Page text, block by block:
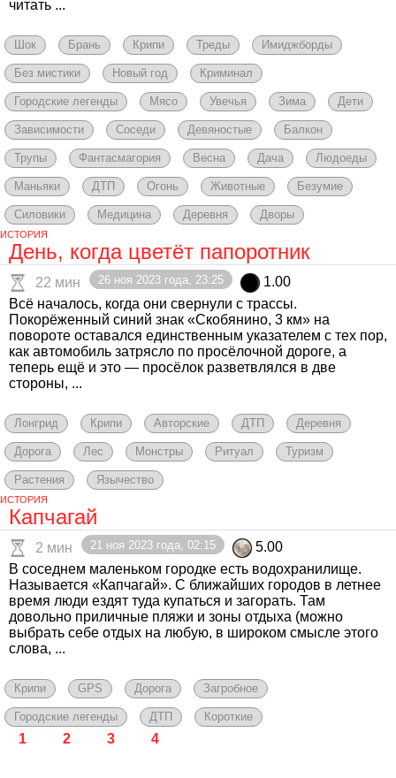
читать ...
Шок Брань Крипи Треды Имиджборды
Без мистики Новый год Криминал
Городские легенды Мясо Увечья Зима Дети
Зависимости Соседи Девяностые Балкон
Трупы Фантасмагория Весна Дача Людоеды
Маньяки ДТП Огонь Животные Безумие
Силовики Медицина Деревня Дворы
ИСТОРИЯ
День, когда цветёт папоротник
22 мин 26 ноя 2023 года, 23:25
1.00
Всё началось, когда они свернули с трассы.
Покорёженный синий знак «Скобянино, 3 км» на
повороте оставался единственным указателем с тех пор,
как автомобиль затрясло по просёлочной дороге, а
теперь ещё и это — просёлок разветвлялся в две
стороны, ...
Лонгрид Крипи Авторские ДТП Деревня
Дорога Лес Монстры Ритуал Туризм
Растения Язычество
ИСТОРИЯ
Капчагай
2 мин 21 ноя 2023 года, 02:15
5.00
В соседнем маленьком городке есть водохранилище.
Называется «Капчагай». С ближайших городов в летнее
время люди ездят туда купаться и загорать. Там
довольно приличные пляжи и зоны отдыха (можно
выбрать себе отдых на любую, в широком смысле этого
слова, ...
Крипи GPS Дорога Загробное
Городские легенды ДТП Короткие
1 2 3 4